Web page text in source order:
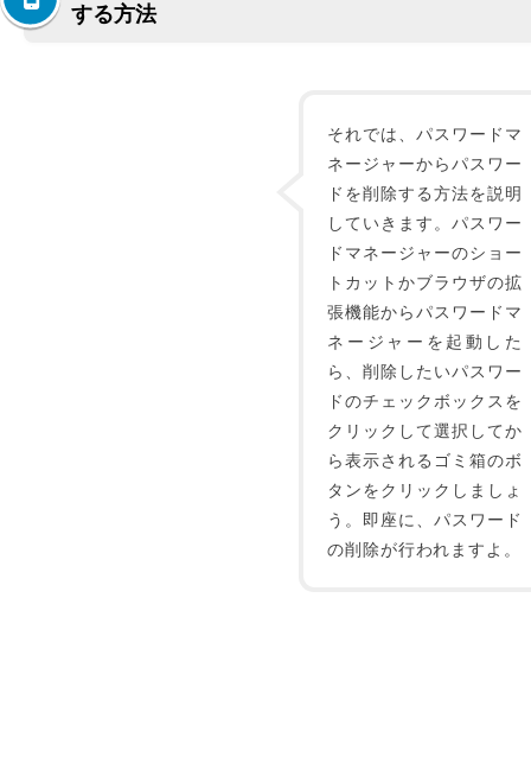
する方法
それでは、パスワードマ
ネージャーからパスワー
ドを削除する方法を説明
していきます。パスワー
ドマネージャーのショー
トカットかブラウザの拡
張機能からパスワードマ
ネージャーを起動した
ら、削除したいパスワー
ドのチェックボックスを
クリックして選択してか
ら表示されるゴミ箱のボ
タンをクリックしましょ
う。即座に、パスワード
の削除が行われますよ。